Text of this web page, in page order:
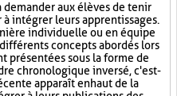
demander aux élèves de tenir
intégrer leurs apprentissages.
individuelle ou en équipe
concepts abordés lors
présentées sous la forme de
chronologique inversé, c'est-
apparaît en haut de la